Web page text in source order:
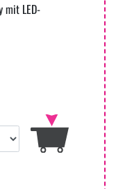
mit LED-